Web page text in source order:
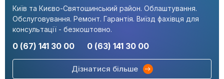
Київ та Києво-Святошинський район. Облаштування.
Обслуговування. Ремонт. Гарантія. Виїзд фахівця для
консультації - безкоштовно.
0 (67) 141 30 00 0 (63) 141 30 00
Дізнатися більше